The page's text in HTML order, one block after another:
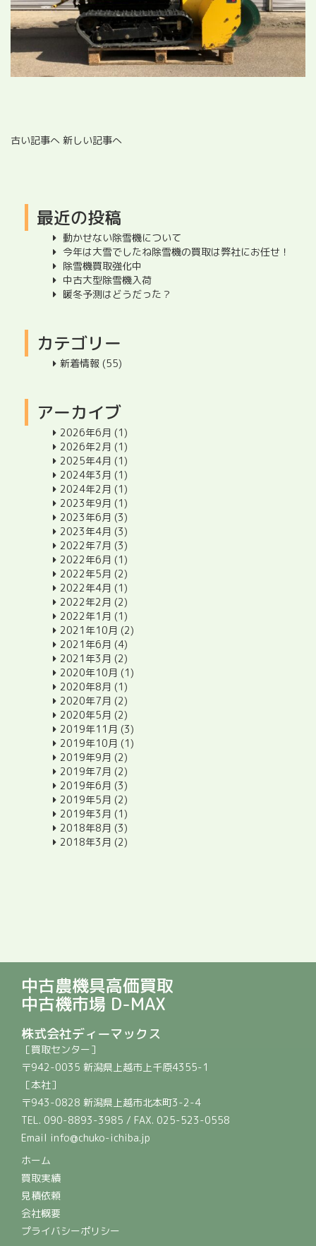
古い記事へ 新しい記事へ
最近の投稿
動かせない除雪機について
今年は大雪でしたね除雪機の買取は弊社にお任せ！
除雪機買取強化中
中古大型除雪機入荷
暖冬予測はどうだった？
カテゴリー
新着情報 (55)
アーカイブ
2026年6月 (1)
2026年2月 (1)
2025年4月 (1)
2024年3月 (1)
2024年2月 (1)
2023年9月 (1)
2023年6月 (3)
2023年4月 (3)
2022年7月 (3)
2022年6月 (1)
2022年5月 (2)
2022年4月 (1)
2022年2月 (2)
2022年1月 (1)
2021年10月 (2)
2021年6月 (4)
2021年3月 (2)
2020年10月 (1)
2020年8月 (1)
2020年7月 (2)
2020年5月 (2)
2019年11月 (3)
2019年10月 (1)
2019年9月 (2)
2019年7月 (2)
2019年6月 (3)
2019年5月 (2)
2019年3月 (1)
2018年8月 (3)
2018年3月 (2)
中古農機具高価買取
中古機市場 D-MAX
株式会社ディーマックス
［買取センター］
〒942-0035 新潟県上越市上千原4355-1
［本社］
〒943-0828 新潟県上越市北本町3-2-4
TEL. 090-8893-3985 / FAX. 025-523-0558
Email info@chuko-ichiba.jp
ホーム
買取実績
見積依頼
会社概要
プライバシーポリシー